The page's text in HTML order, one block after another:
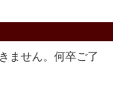
ません。何卒ご了